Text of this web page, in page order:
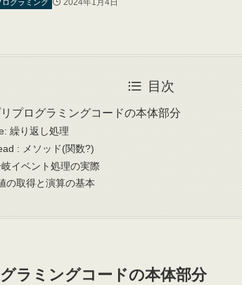
ログラミング 2024年1月4日
目次
プログラミングコードの本体部分
繰り返し処理
: メソッド(関数?)
イベント処理の実際
の取得と演算の基本
ラミングコードの本体部分